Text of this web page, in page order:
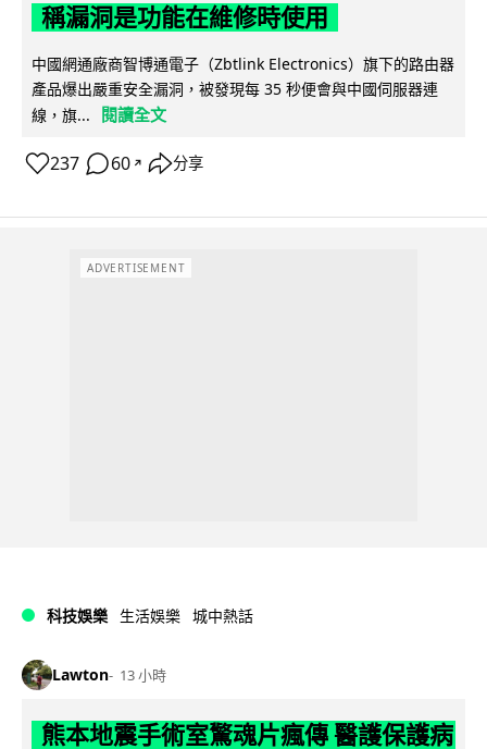
稱漏洞是功能在維修時使用
中國網通廠商智博通電子（Zbtlink Electronics）旗下的路由器
產品爆出嚴重安全漏洞，被發現每 35 秒便會與中國伺服器連
線，旗...
閱讀全文
237 60 ↗ 分享
ADVERTISEMENT
科技娛樂 生活娛樂 城中熱話
Lawton 13 小時
熊本地震手術室驚魂片瘋傳 醫護保護病